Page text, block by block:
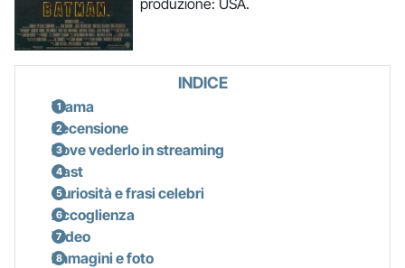
INDICE
Trama
Recensione
Dove vederlo in streaming
Cast
Curiosità e frasi celebri
Accoglienza
Video
Immagini e foto